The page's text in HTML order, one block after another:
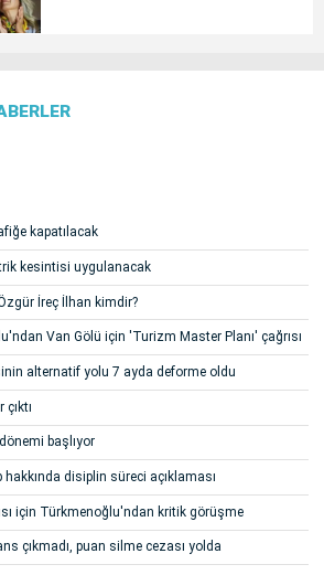
kapatılacak
kesintisi uygulanacak
İreç İlhan kimdir?
Van Gölü için 'Turizm Master Planı' çağrısı
alternatif yolu 7 ayda deforme oldu
başlıyor
disiplin süreci açıklaması
için Türkmenoğlu'ndan kritik görüşme
çıkmadı, puan silme cezası yolda